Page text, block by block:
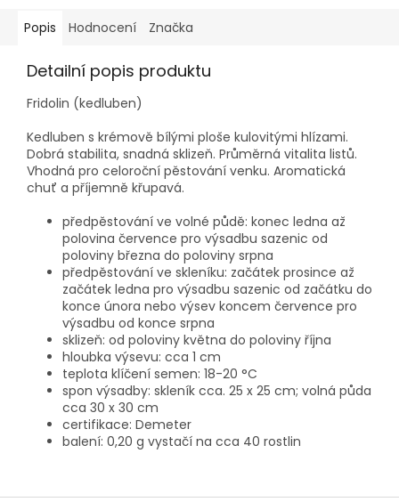
Popis Hodnocení Značka
Detailní popis produktu
Fridolin (kedluben)
Kedluben s krémově bílými ploše kulovitými hlízami.
Dobrá stabilita, snadná sklizeň. Průměrná vitalita listů.
Vhodná pro celoroční pěstování venku. Aromatická
chuť a příjemně křupavá.
předpěstování ve volné půdě: konec ledna až
polovina července pro výsadbu sazenic od
poloviny března do poloviny srpna
předpěstování ve skleníku: začátek prosince až
začátek ledna pro výsadbu sazenic od začátku do
konce února nebo výsev koncem července pro
výsadbu od konce srpna
sklizeň: od poloviny května do poloviny října
hloubka výsevu: cca 1 cm
teplota klíčení semen: 18-20 °C
spon výsadby: skleník cca. 25 x 25 cm; volná půda
cca 30 x 30 cm
certifikace: Demeter
balení: 0,20 g vystačí na cca 40 rostlin